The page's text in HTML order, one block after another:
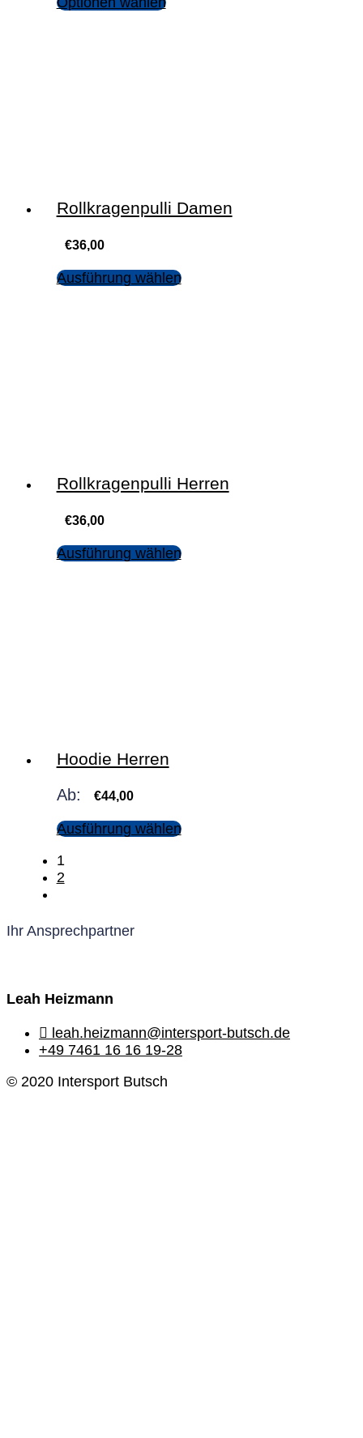
Rollkragenpulli Damen
€36,00
Ausführung wählen
Rollkragenpulli Herren
€36,00
Ausführung wählen
Hoodie Herren
Ab: €44,00
Ausführung wählen
1
2
Ihr Ansprechpartner
Leah Heizmann
leah.heizmann@intersport-butsch.de
+49 7461 16 16 19-28
© 2020 Intersport Butsch